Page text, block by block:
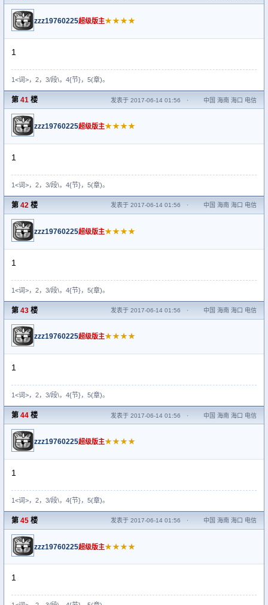
zzz19760225超级版主★★★★
1
1<词>，2，3/段\，4{节}，5(章)。
第 41 楼 发表于 2017-06-14 01:56 · 中国 海南 海口 电信
zzz19760225超级版主★★★★
1
1<词>，2，3/段\，4{节}，5(章)。
第 42 楼 发表于 2017-06-14 01:56 · 中国 海南 海口 电信
zzz19760225超级版主★★★★
1
1<词>，2，3/段\，4{节}，5(章)。
第 43 楼 发表于 2017-06-14 01:56 · 中国 海南 海口 电信
zzz19760225超级版主★★★★
1
1<词>，2，3/段\，4{节}，5(章)。
第 44 楼 发表于 2017-06-14 01:56 · 中国 海南 海口 电信
zzz19760225超级版主★★★★
1
1<词>，2，3/段\，4{节}，5(章)。
第 45 楼 发表于 2017-06-14 01:56 · 中国 海南 海口 电信
zzz19760225超级版主★★★★
1